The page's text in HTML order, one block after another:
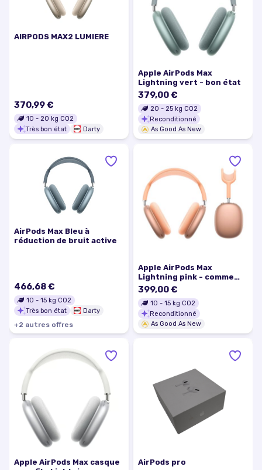
AIRPODS MAX2 LUMIERE
370,99 €
10 - 20 kg CO2
Très bon état
Darty
Apple AirPods Max
Lightning vert - bon état
379,00 €
20 - 25 kg CO2
Reconditionné
As Good As New
AirPods Max Bleu à
réduction de bruit active
466,68 €
10 - 15 kg CO2
Très bon état
Darty
+2 autres offres
Apple AirPods Max
Lightning pink - comme
neuf
399,00 €
10 - 15 kg CO2
Reconditionné
As Good As New
Apple AirPods Max casque
AirPods pro